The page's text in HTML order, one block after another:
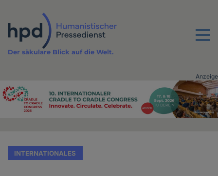
Inhalt
Menu
Der säkulare Blick auf die Welt.
Advertising
Anzeige
INTERNATIONALES